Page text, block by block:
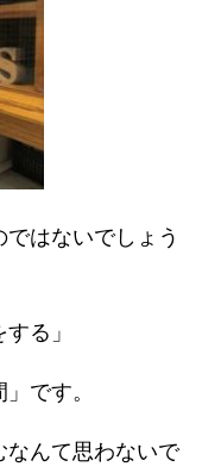
はないでしょう
る」
です。
なんて思わないで